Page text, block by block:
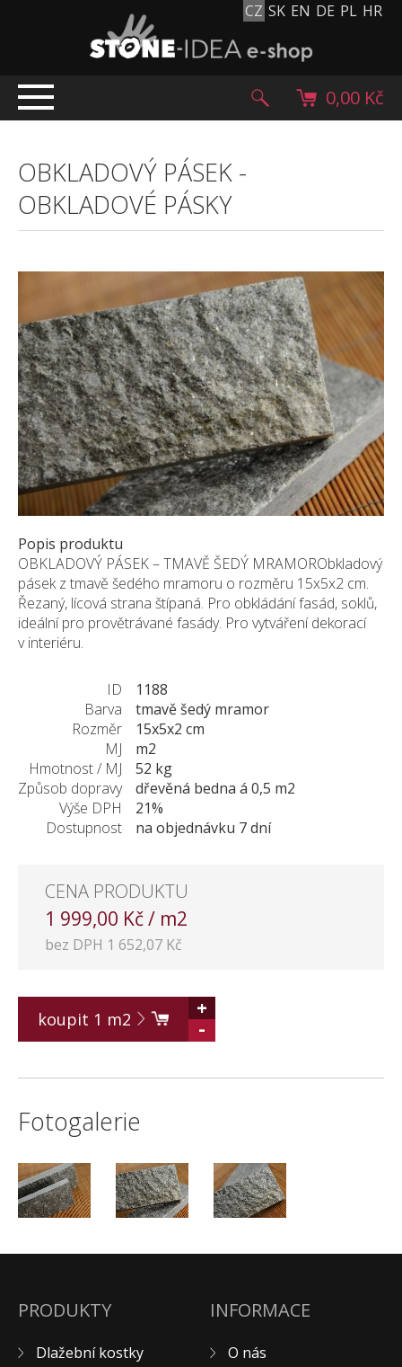
CZ SK EN DE PL HR
TOP NABÍDKA
PRODUKTY
Mlatové povrchy
Lávové kameny
Kamenný koberec
Kamenné dlažby a obklady
Oblázky, valouny a granulát
Pískovec
Solitéry
Kamenné bloky
Výrobky z kamene na zakázku
Creative Floor
Terazzo
Doplňkový sortiment
DLAŽEBNÍ KOSTKY
MLATOVÉ POVRCHY
ZAKÁZKY NA MÍRU
NOVINKY
BLOG
KONTAKT
0,00 Kč
OBKLADOVÝ PÁSEK -
OBKLADOVÉ PÁSKY
Popis produktu
OBKLADOVÝ PÁSEK – TMAVĚ ŠEDÝ MRAMORObkladový
pásek z tmavě šedého mramoru o rozměru 15x5x2 cm.
Řezaný, lícová strana štípaná. Pro obkládání fasád, soklů,
ideální pro provětrávané fasády. Pro vytváření dekorací
v interiéru.
ID
1188
Barva
tmavě šedý mramor
Rozměr
15x5x2 cm
MJ
m2
Hmotnost / MJ
52 kg
Způsob dopravy
dřevěná bedna á 0,5 m2
Výše DPH
21%
Dostupnost
na objednávku 7 dní
CENA PRODUKTU
1 999,00 Kč / m2
bez DPH 1 652,07 Kč
koupit 1 m2
+
-
Fotogalerie
PRODUKTY
Dlažební kostky
INFORMACE
O nás